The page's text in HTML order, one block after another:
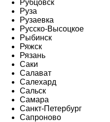
Рубцовск
Руза
Рузаевка
Русско-Высоцкое
Рыбинск
Ряжск
Рязань
Саки
Салават
Салехард
Сальск
Самара
Санкт-Петербург
Сапроново